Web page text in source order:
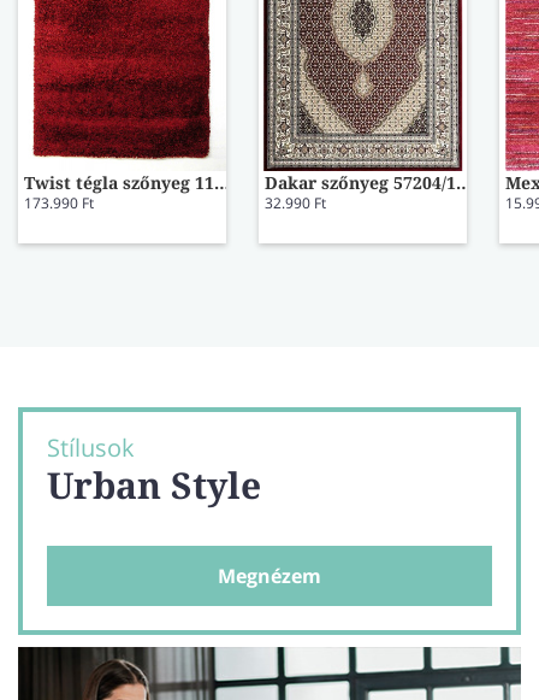
Twist tégla szőnyeg 1177 200x290
173.990 Ft
Dakar szőnyeg 57204/1414 80x150
32.990 Ft
Stílusok
Urban Style
Megnézem